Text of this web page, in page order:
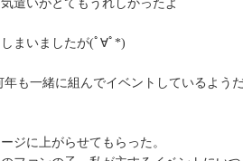
遣いがとてもうれしかったよ
まいましたが(ﾟ∀ﾟ*)
も一緒に組んでイベントしているようだ
ジに上がらせてもらった。